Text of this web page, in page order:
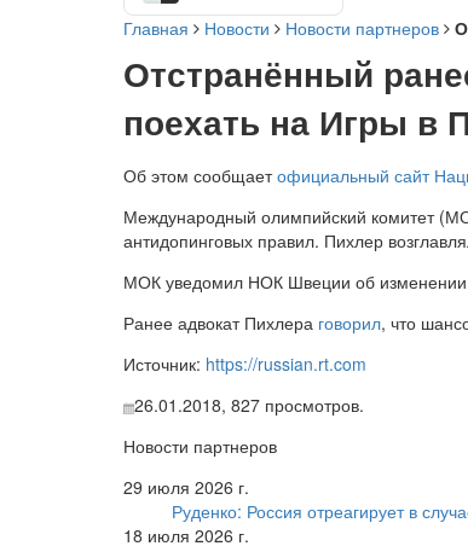
Главная Новости Новости партнеров
Отстранённый
поехать на Игры в
Об этом сообщаетофициальный сайт
Международный олимпийский комитет
антидопинговых правил. Пихлер
МОК уведомил НОК Швеции об изменении
Ранее адвокат Пихлера говорил, что
Источник: https://russian.rt.com
26.01.2018, 827 просмотров.
Новости партнеров
29 июля 2026 г.
Руденко: Россия отреагирует в
18 июля 2026 г.